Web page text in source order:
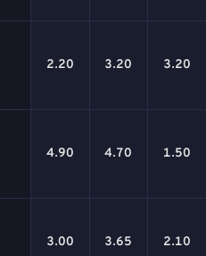
2.20 3.20 3.20
4.90 4.70 1.50
3.00 3.65 2.10